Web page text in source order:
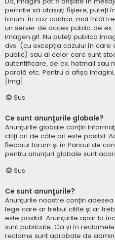
permite să atașați fișiere, puteți
forum. În caz contrar, mai întâi
un server de acces public, de
imagen.gif. Nu puteți publica
dvs. (cu excepția cazului în care
public) sau al celor care sunt
autentificare, de ex. hotmail sau
parolă etc. Pentru a afișa
[img].
Sus
Ce sunt anunţurile globale?
Anunțurile globale conțin
citiți ori de câte ori este posibil.
fiecărui forum și în Panoul de
pentru anunțuri globale sunt
Sus
Ce sunt anunţurile?
Anunțurile noastre conțin
lege care ar trebui citite și ar
este posibil. Anunțurile apar la
sunt publicate. Ca și în
reclame sunt aprobate de